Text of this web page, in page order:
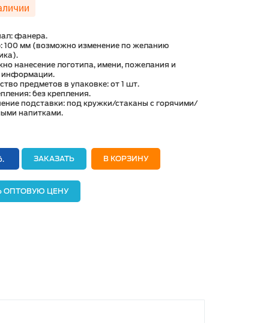
фанера.
100 мм (возможно изменение по желанию
нанесение логотипа, имени, пожелания и
информации.
предметов в упаковке: от 1 шт.
без крепления.
подставки: под кружки/стаканы с горячими/
напитками.
ЗАКАЗАТЬ В КОРЗИНУ
ОПТОВУЮ ЦЕНУ